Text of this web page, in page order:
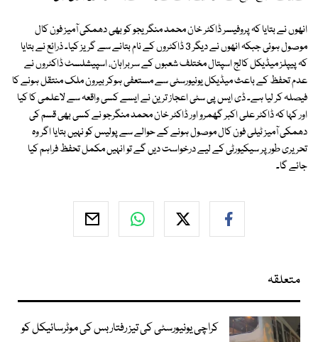
انھوں نے بتایا کہ پروفیسر ڈاکٹر خان محمد منگریجو کو بھی دھمکی آمیز فون کال
موصول ہوئی جبکہ انھوں نے دیگر 3 ڈاکٹروں کے نام بتانے سے گریز کیا۔ ذرائع نے بتایا
کہ پیپلز میڈیکل کالج اسپتال مختلف شعبوں کے سربراہان، اسپیشلسٹ ڈاکٹروں نے
عدم تحفظ کے باعث میڈیکل یونیورسٹی سے مستعفی ہوکر بیرون ملک منتقل ہونے کا
فیصلہ کر لیا ہے۔ ڈی ایس پی سٹی اعجاز ترین نے ایسے کسی واقعہ سے لاعلمی کا کیا
اور کہا کہ ڈاکٹر علی اکبر گھمرو اور ڈاکٹر خان محمد منگرجو نے کسی بھی قسم کی
دھمکی آمیز ٹیلی فون کال موصول ہونے کے حوالے سے پولیس کو نہیں بتایا اگر وہ
تحریری طور پر سیکیورٹی کے لیے درخواست دیں گے تو انہیں مکمل تحفظ فراہم کیا
جائے گا۔
متعلقہ
کراچی یونیورسٹی کی تیز رفتار بس کی موٹرسائیکل کو